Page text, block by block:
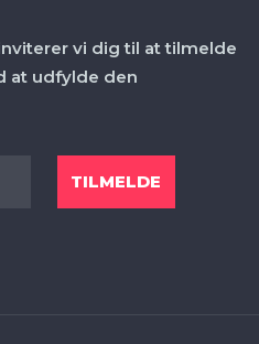
vi dig til at tilmelde
at udfylde den